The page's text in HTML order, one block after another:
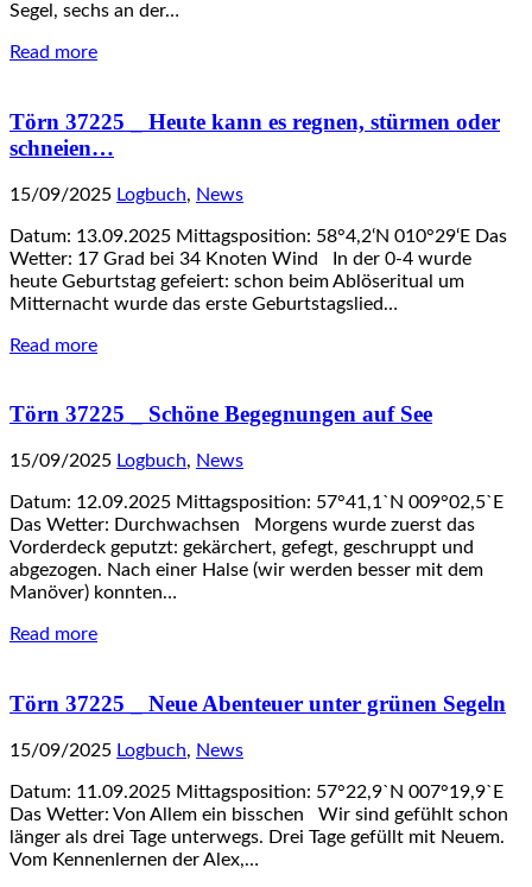
Segel, sechs an der…
Read more
Törn 37225 _ Heute kann es regnen, stürmen oder
schneien…
15/09/2025 Logbuch, News
Datum: 13.09.2025 Mittagsposition: 58°4,2‘N 010°29‘E Das
Wetter: 17 Grad bei 34 Knoten Wind In der 0-4 wurde
heute Geburtstag gefeiert: schon beim Ablöseritual um
Mitternacht wurde das erste Geburtstagslied…
Read more
Törn 37225 _ Schöne Begegnungen auf See
15/09/2025 Logbuch, News
Datum: 12.09.2025 Mittagsposition: 57°41,1`N 009°02,5`E
Das Wetter: Durchwachsen Morgens wurde zuerst das
Vorderdeck geputzt: gekärchert, gefegt, geschruppt und
abgezogen. Nach einer Halse (wir werden besser mit dem
Manöver) konnten…
Read more
Törn 37225 _ Neue Abenteuer unter grünen Segeln
15/09/2025 Logbuch, News
Datum: 11.09.2025 Mittagsposition: 57°22,9`N 007°19,9`E
Das Wetter: Von Allem ein bisschen Wir sind gefühlt schon
länger als drei Tage unterwegs. Drei Tage gefüllt mit Neuem.
Vom Kennenlernen der Alex,…